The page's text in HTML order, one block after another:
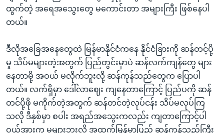
ထွက်တဲ့ အရေအသွေးတွေ မကောင်းတာ အများကြီး ဖြစ်နေပါ
တယ်။
ဒီလိုအခြေအနေတွေထဲ မြန်မာနိုင်ငံကနေ နိုင်ငံခြားကို ဆန်တင့်ပို့
မှု သိပ်မများတဲ့အတွက် ပြည်တွင်းမှာပဲ ဆန်လက်ကျန်တွေ များ
နေတာမို့ အဝယ် မလိုက်ဘူးလို့ ဆန်ကုန်သည်တွေက ပြောပါ
တယ်။ လက်ရှိမှာ ဒေါ်လာဈေး ကျနေတာကြောင့် ပြည်ပကို ဆန်
တင်ပို့ဖို မကိုက်တဲ့အတွက် ဆန်တင်တဲ့လုပ်ငန်း သိပ်မလုပ်ကြ
သလို ဒီနှစ်မှာ စပါး အရည်အသွေးကလည်း ကျတာကြောင့်ပါ
ဝယ်အားက မများဘူးလို့ အထက်မြန်မာပြည် ဆန်ကုန်သည်ကြီး